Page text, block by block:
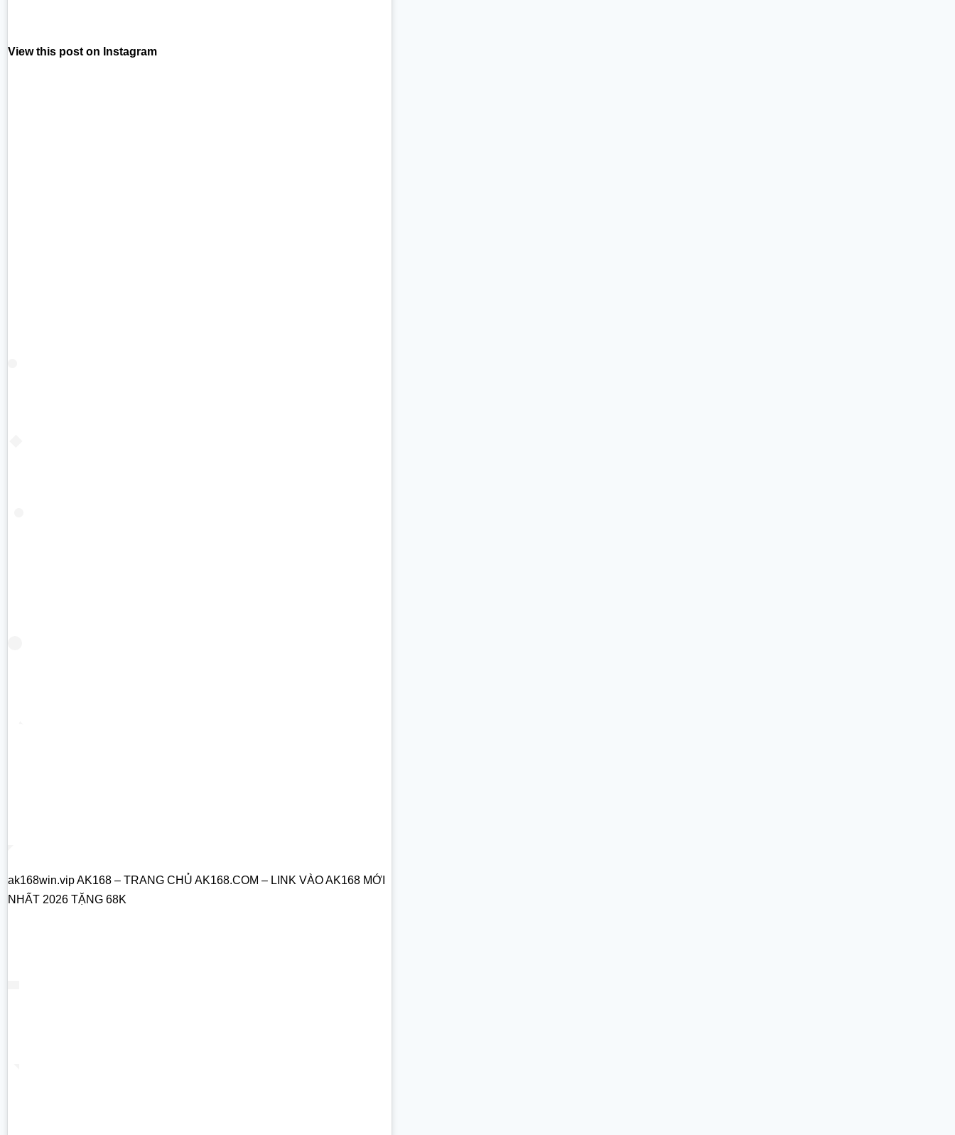
View this post on Instagram
ak168win.vip AK168 – TRANG CHỦ AK168.COM – LINK VÀO AK168 MỚI
NHẤT 2026 TẶNG 68K